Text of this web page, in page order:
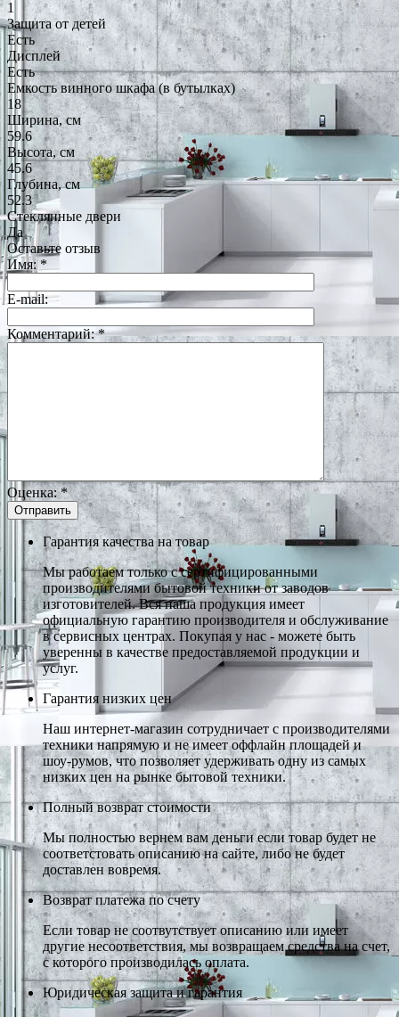
1
Защита от детей
Есть
Дисплей
Есть
Емкость винного шкафа (в бутылках)
18
Ширина, см
59.6
Высота, см
45.6
Глубина, см
52.3
Стеклянные двери
Да
Оставьте отзыв
Имя:*
E-mail:
Комментарий:*
Оценка:*
Гарантия качества на товар
Мы работаем только с сертифицированными
производителями бытовой техники от заводов
изготовителей. Вся наша продукция имеет
официальную гарантию производителя и обслуживание
в сервисных центрах. Покупая у нас - можете быть
уверенны в качестве предоставляемой продукции и
услуг.
Гарантия низких цен
Наш интернет-магазин сотрудничает с производителями
техники напрямую и не имеет оффлайн площадей и
шоу-румов, что позволяет удерживать одну из самых
низких цен на рынке бытовой техники.
Полный возврат стоимости
Мы полностью вернем вам деньги если товар будет не
соответстовать описанию на сайте, либо не будет
доставлен вовремя.
Возврат платежа по счету
Если товар не соотвутствует описанию или имеет
другие несоответствия, мы возвращаем средства на счет,
с которого производилась оплата.
Юридическая защита и гарантия